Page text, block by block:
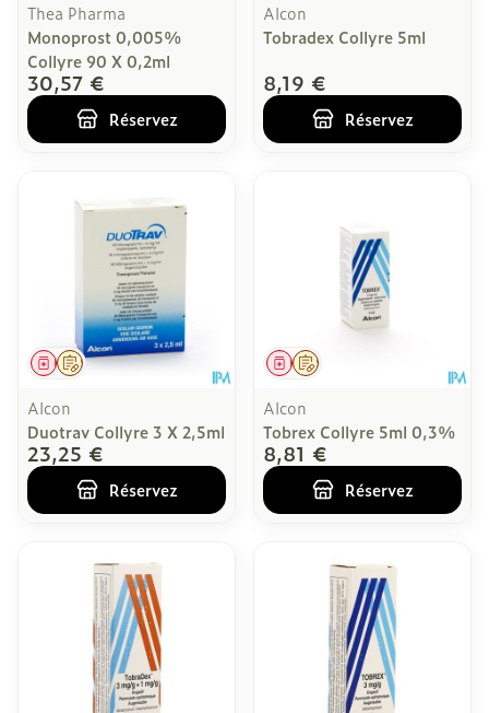
Thea Pharma
Monoprost 0,005%
Collyre 90 X 0,2ml
30,57 €
Réservez
Alcon
Tobradex Collyre 5ml
8,19 €
Réservez
Sur prescription
Médicament
Alcon
Duotrav Collyre 3 X 2,5ml
23,25 €
Réservez
Sur prescription
Médicament
Alcon
Tobrex Collyre 5ml 0,3%
8,81 €
Réservez